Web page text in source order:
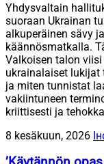
Yhdysvaltain
suoraan Ukrainan
alkuperäinen sävy
käännösmatkalla.
Valkoisen talon
ukrainalaiset lukijat
ja miten tunnistat
vakiintuneen
kriittisesti ja
8 kesäkuun, 2026